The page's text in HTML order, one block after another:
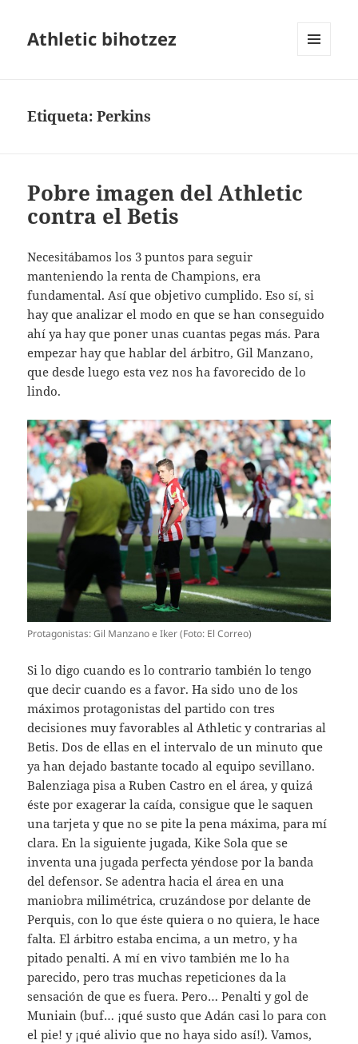
Athletic bihotzez
Etiqueta:Perkins
Pobre imagen del Athletic
contra el Betis
Necesitábamos los 3 puntos para seguir
manteniendo la renta de Champions, era
fundamental. Así que objetivo cumplido. Eso sí, si
hay que analizar el modo en que se han conseguido
ahí ya hay que poner unas cuantas pegas más. Para
empezar hay que hablar del árbitro, Gil Manzano,
que desde luego esta vez nos ha favorecido de lo
lindo.
Protagonistas: Gil Manzano e Iker (Foto: El Correo)
Si lo digo cuando es lo contrario también lo tengo
que decir cuando es a favor. Ha sido uno de los
máximos protagonistas del partido con tres
decisiones muy favorables al Athletic y contrarias al
Betis. Dos de ellas en el intervalo de un minuto que
ya han dejado bastante tocado al equipo sevillano.
Balenziaga pisa a Ruben Castro en el área, y quizá
éste por exagerar la caída, consigue que le saquen
una tarjeta y que no se pite la pena máxima, para mí
clara. En la siguiente jugada, Kike Sola que se
inventa una jugada perfecta yéndose por la banda
del defensor. Se adentra hacia el área en una
maniobra milimétrica, cruzándose por delante de
Perquis, con lo que éste quiera o no quiera, le hace
falta. El árbitro estaba encima, a un metro, y ha
pitado penalti. A mí en vivo también me lo ha
parecido, pero tras muchas repeticiones da la
sensación de que es fuera. Pero… Penalti y gol de
Muniain (buf… ¡qué susto que Adán casi lo para con
el pie! y ¡qué alivio que no haya sido así!). Vamos,